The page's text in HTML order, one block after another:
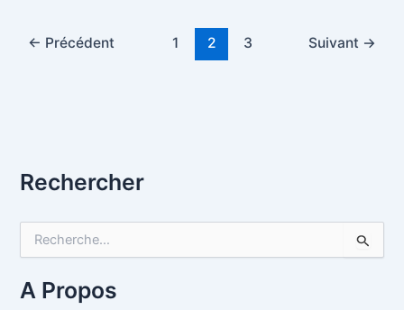
← Précédent 1 2 3 Suivant →
Rechercher
h
eA Propos